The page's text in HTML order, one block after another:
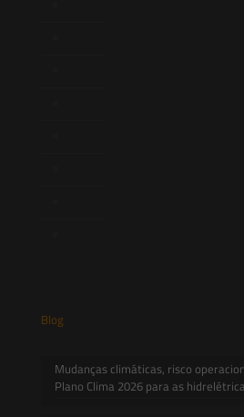
Blog
Mudanças climáticas, risco
Plano Clima 2026 para as